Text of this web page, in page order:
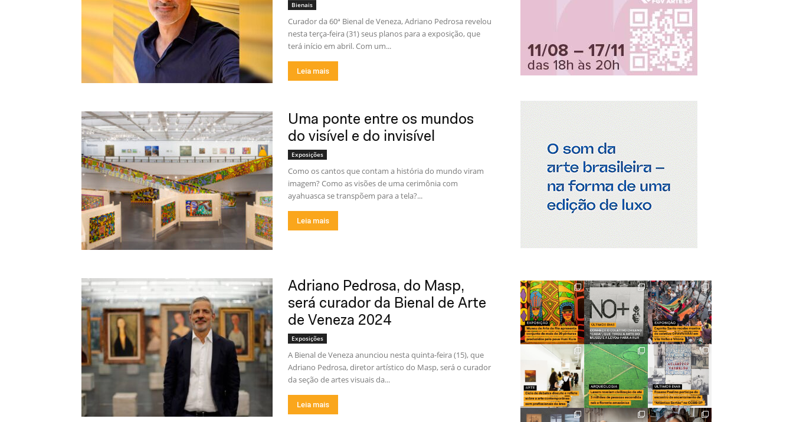
Bienais
Curador da 60ª Bienal de Veneza, Adriano Pedrosa revelou
nesta terça-feira (31) seus planos para a exposição, que
terá início em abril. Com um...
Leia mais
Uma ponte entre os mundos
do visível e do invisível
Exposições
Como os cantos que contam a história do mundo viram
imagem? Como as visões de uma cerimônia com
ayahuasca se transpõem para a tela?...
Leia mais
Adriano Pedrosa, do Masp,
será curador da Bienal de Arte
de Veneza 2024
Exposições
A Bienal de Veneza anunciou nesta quinta-feira (15), que
Adriano Pedrosa, diretor artístico do Masp, será o curador
da seção de artes visuais da...
Leia mais